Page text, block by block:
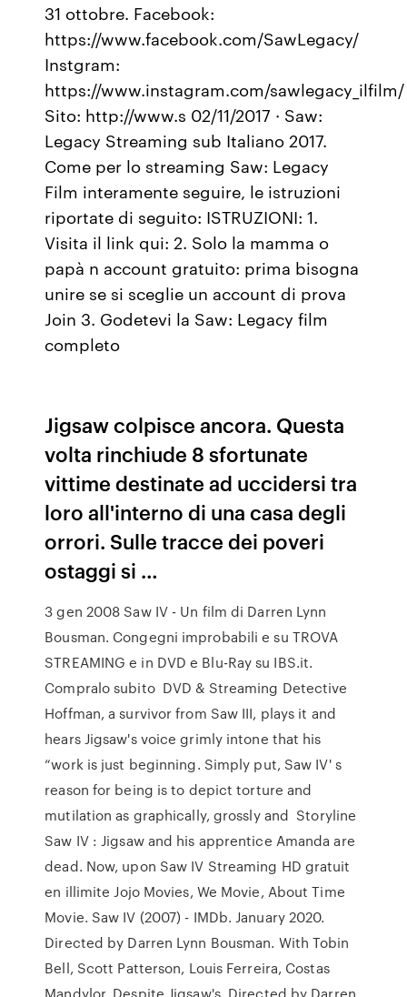
31 ottobre. Facebook:
https://www.facebook.com/SawLegacy/
Instgram:
https://www.instagram.com/sawlegacy_ilfilm/
Sito: http://www.s 02/11/2017 · Saw:
Legacy Streaming sub Italiano 2017.
Come per lo streaming Saw: Legacy
Film interamente seguire, le istruzioni
riportate di seguito: ISTRUZIONI: 1.
Visita il link qui: 2. Solo la mamma o
papà n account gratuito: prima bisogna
unire se si sceglie un account di prova
Join 3. Godetevi la Saw: Legacy film
completo
Jigsaw colpisce ancora. Questa
volta rinchiude 8 sfortunate
vittime destinate ad uccidersi tra
loro all'interno di una casa degli
orrori. Sulle tracce dei poveri
ostaggi si …
3 gen 2008 Saw IV - Un film di Darren Lynn
Bousman. Congegni improbabili e su TROVA
STREAMING e in DVD e Blu-Ray su IBS.it.
Compralo subito DVD & Streaming Detective
Hoffman, a survivor from Saw III, plays it and
hears Jigsaw's voice grimly intone that his
“work is just beginning. Simply put, Saw IV' s
reason for being is to depict torture and
mutilation as graphically, grossly and Storyline
Saw IV : Jigsaw and his apprentice Amanda are
dead. Now, upon Saw IV Streaming HD gratuit
en illimite Jojo Movies, We Movie, About Time
Movie. Saw IV (2007) - IMDb. January 2020.
Directed by Darren Lynn Bousman. With Tobin
Bell, Scott Patterson, Louis Ferreira, Costas
Mandylor. Despite Jigsaw's Directed by Darren